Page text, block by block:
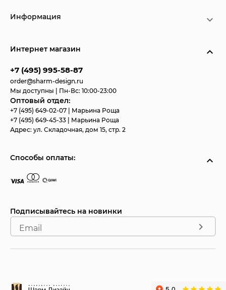
Информация
Интернет магазин
+7 (495) 995-58-87
order@sharm-design.ru
Мы доступны | Пн-Вс: 10:00-23:00
Оптовый отдел:
+7 (495) 649-02-07 | Марьина Роща
+7 (495) 649-45-33 | Марьина Роща
Адрес: ул. Складочная, дом 15, стр. 2
Способы оплаты:
Подписывайтесь на новинки
Email